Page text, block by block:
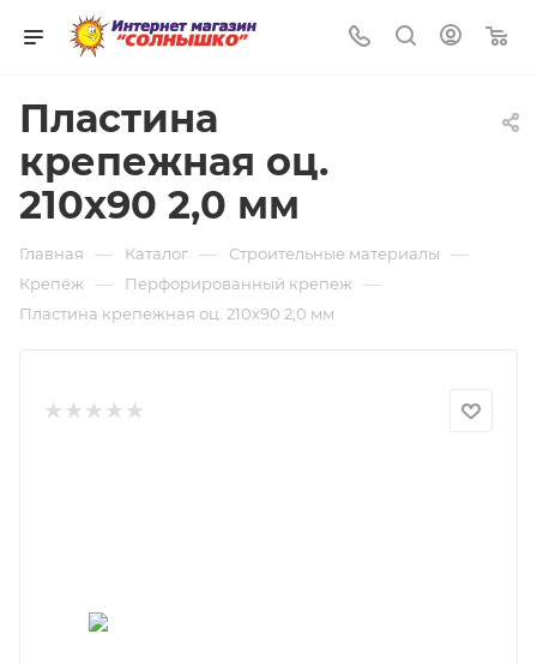
Пластина
крепежная оц.
210х90 2,0 мм
Главная — Каталог — Строительные материалы —
Крепёж — Перфорированный крепеж —
Пластина крепежная оц. 210х90 2,0 мм